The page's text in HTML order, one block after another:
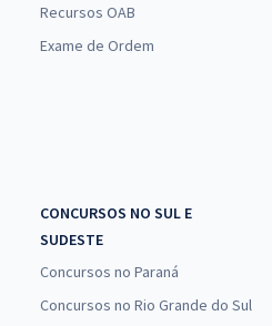
Recursos OAB
Exame de Ordem
CONCURSOS NO SUL E
SUDESTE
Concursos no Paraná
Concursos no Rio Grande do Sul